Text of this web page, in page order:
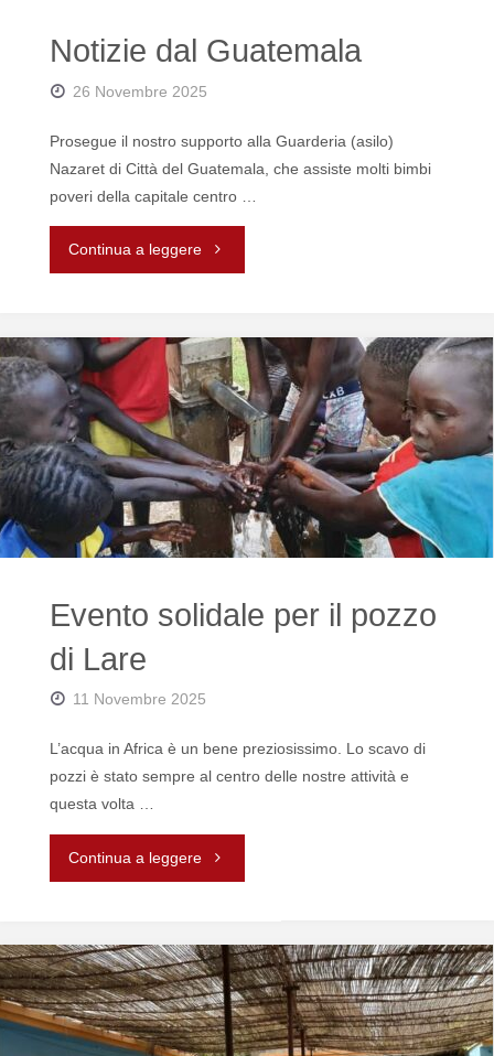
Notizie dal Guatemala
26 Novembre 2025
Prosegue il nostro supporto alla Guarderia (asilo)
Nazaret di Città del Guatemala, che assiste molti bimbi
poveri della capitale centro …
Continua a leggere"Notizie
Guatemala"
Evento solidale per il pozzo
di Lare
11 Novembre 2025
L’acqua in Africa è un bene preziosissimo. Lo scavo di
pozzi è stato sempre al centro delle nostre attività e
questa volta …
Continua a leggere"Evento
per
il
pozzo